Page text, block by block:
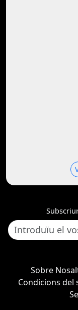
Sobre
Condicions del